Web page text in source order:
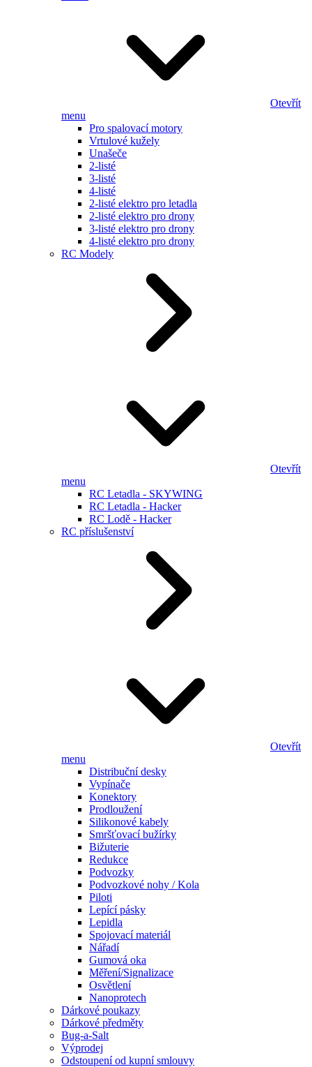
Otevřít
menu
Pro spalovací motory
Vrtulové kužely
Unašeče
2-listé
3-listé
4-listé
2-listé elektro pro letadla
2-listé elektro pro drony
3-listé elektro pro drony
4-listé elektro pro drony
RC Modely
Otevřít
menu
RC Letadla - SKYWING
RC Letadla - Hacker
RC Lodě - Hacker
RC příslušenství
Otevřít
menu
Distribuční desky
Vypínače
Konektory
Prodloužení
Silikonové kabely
Smršťovací bužírky
Bižuterie
Redukce
Podvozky
Podvozkové nohy / Kola
Piloti
Lepící pásky
Lepidla
Spojovací materiál
Nářadí
Gumová oka
Měření/Signalizace
Osvětlení
Nanoprotech
Dárkové poukazy
Dárkové předměty
Bug-a-Salt
Výprodej
Odstoupení od kupní smlouvy